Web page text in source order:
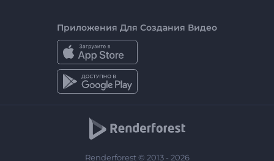
Приложения Для Создания Видео
Renderforest © 2013 - 2026